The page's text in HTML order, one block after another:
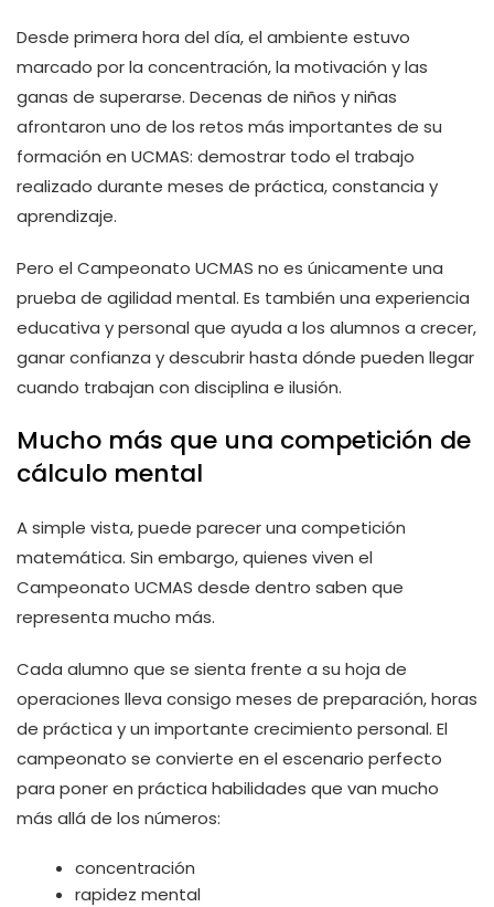
Desde primera hora del día, el ambiente estuvo
marcado por la concentración, la motivación y las
ganas de superarse. Decenas de niños y niñas
afrontaron uno de los retos más importantes de su
formación en UCMAS: demostrar todo el trabajo
realizado durante meses de práctica, constancia y
aprendizaje.
Pero el Campeonato UCMAS no es únicamente una
prueba de agilidad mental. Es también una experiencia
educativa y personal que ayuda a los alumnos a crecer,
ganar confianza y descubrir hasta dónde pueden llegar
cuando trabajan con disciplina e ilusión.
Mucho más que una competición de
cálculo mental
A simple vista, puede parecer una competición
matemática. Sin embargo, quienes viven el
Campeonato UCMAS desde dentro saben que
representa mucho más.
Cada alumno que se sienta frente a su hoja de
operaciones lleva consigo meses de preparación, horas
de práctica y un importante crecimiento personal. El
campeonato se convierte en el escenario perfecto
para poner en práctica habilidades que van mucho
más allá de los números:
concentración
rapidez mental